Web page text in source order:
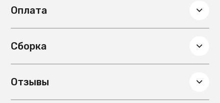
Оплата
Сборка
Отзывы